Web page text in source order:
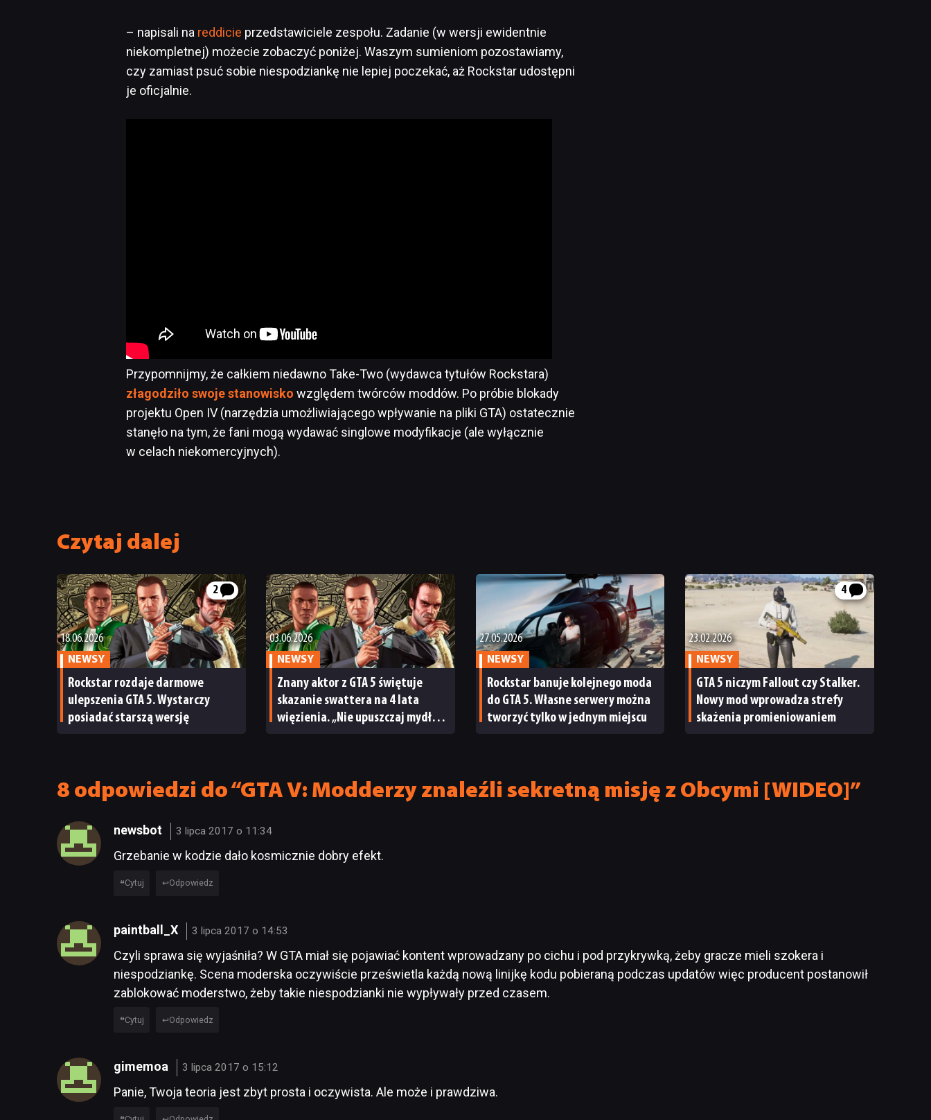
– napisali na reddicie przedstawiciele zespołu. Zadanie (w wersji ewidentnie
niekompletnej) możecie zobaczyć poniżej. Waszym sumieniom pozostawiamy,
czy zamiast psuć sobie niespodziankę nie lepiej poczekać, aż Rockstar udostępni
je oficjalnie.
Przypomnijmy, że całkiem niedawno Take-Two (wydawca tytułów Rockstara)
złagodziło swoje stanowisko względem twórców moddów. Po próbie blokady
projektu Open IV (narzędzia umożliwiającego wpływanie na pliki GTA) ostatecznie
stanęło na tym, że fani mogą wydawać singlowe modyfikacje (ale wyłącznie
w celach niekomercyjnych).
Czytaj dalej
2
18.06.2026
NEWSY
Rockstar rozdaje darmowe
ulepszenia GTA 5. Wystarczy
posiadać starszą wersję
03.06.2026
NEWSY
Znany aktor z GTA 5 świętuje
skazanie swattera na 4 lata
więzienia. „Nie upuszczaj mydła
27.05.2026
NEWSY
Rockstar banuje kolejnego moda
do GTA 5. Własne serwery można
tworzyć tylko w jednym miejscu
4
23.02.2026
NEWSY
GTA 5 niczym Fallout czy Stalker.
Nowy mod wprowadza strefy
skażenia promieniowaniem
8 odpowiedzi do “GTA V: Modderzy znaleźli sekretną misję z Obcymi [WIDEO]”
newsbot 3 lipca 2017 o 11:34
Grzebanie w kodzie dało kosmicznie dobry efekt.
Cytuj Odpowiedz
paintball_X 3 lipca 2017 o 14:53
Czyli sprawa się wyjaśniła? W GTA miał się pojawiać kontent wprowadzany po cichu i pod przykrywką, żeby gracze mieli szokera i
niespodziankę. Scena moderska oczywiście prześwietla każdą nową linijkę kodu pobieraną podczas updatów więc producent postanowił
zablokować moderstwo, żeby takie niespodzianki nie wypływały przed czasem.
Cytuj Odpowiedz
gimemoa 3 lipca 2017 o 15:12
Panie, Twoja teoria jest zbyt prosta i oczywista. Ale może i prawdziwa.